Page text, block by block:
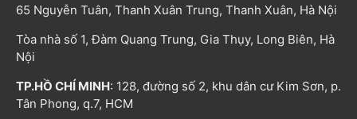
65 Nguyễn Tuân, Thanh Xuân Trung, Thanh Xuân, Hà Nội
Tòa nhà số 1, Đàm Quang Trung, Gia Thụy, Long Biên, Hà
Nội
TP.HỒ CHÍ MINH: 128, đường số 2, khu dân cư Kim Sơn, p.
Tân Phong, q.7, HCM